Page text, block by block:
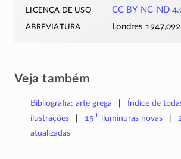
licença de uso CC BY-NC-ND
abreviatura Londres
Veja também
Bibliografia: arte grega
Índice de
ilustrações
15+ iluminuras novas
atualizadas